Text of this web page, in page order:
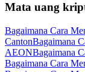
Mata uang
Bagaimana Cara
CantonBagaimana
AEONBagaimana
Bagaimana Cara